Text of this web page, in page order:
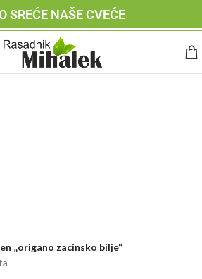
SREĆE NAŠE CVEĆE
„origano zacinsko bilje“